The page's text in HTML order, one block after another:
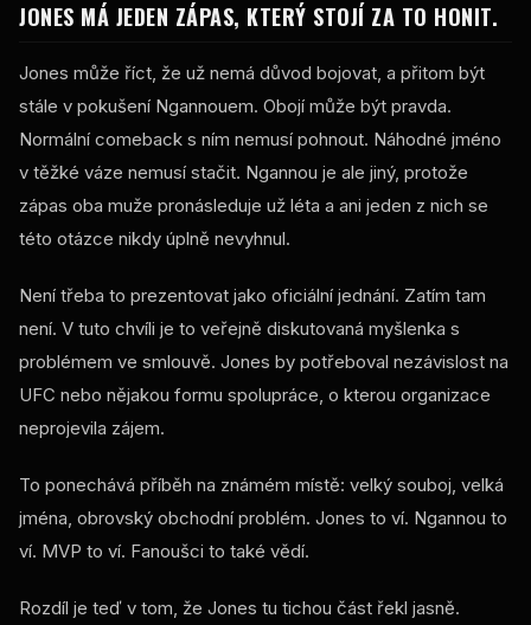
JONES MÁ JEDEN ZÁPAS, KTERÝ STOJÍ ZA TO HONIT.
Jones může říct, že už nemá důvod bojovat, a přitom být
stále v pokušení Ngannouem. Obojí může být pravda.
Normální comeback s ním nemusí pohnout. Náhodné jméno
v těžké váze nemusí stačit. Ngannou je ale jiný, protože
zápas oba muže pronásleduje už léta a ani jeden z nich se
této otázce nikdy úplně nevyhnul.
Není třeba to prezentovat jako oficiální jednání. Zatím tam
není. V tuto chvíli je to veřejně diskutovaná myšlenka s
problémem ve smlouvě. Jones by potřeboval nezávislost na
UFC nebo nějakou formu spolupráce, o kterou organizace
neprojevila zájem.
To ponechává příběh na známém místě: velký souboj, velká
jména, obrovský obchodní problém. Jones to ví. Ngannou to
ví. MVP to ví. Fanoušci to také vědí.
Rozdíl je teď v tom, že Jones tu tichou část řekl jasně.